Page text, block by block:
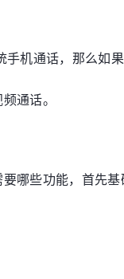
机通话，那么如
通话。
哪些功能，首先